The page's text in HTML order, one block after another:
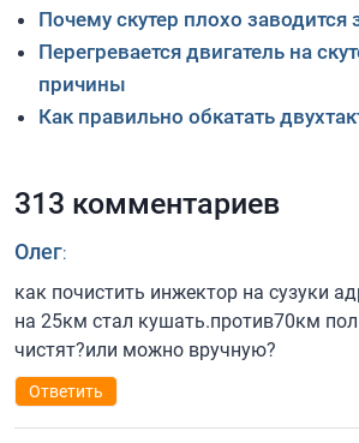
Почему скутер плохо заводится
Перегревается двигатель на
причины
Как правильно обкатать
313 комментариев
Олег:
как почистить инжектор на сузуки
на 25км стал кушать.против70км
чистят?или можно вручную?
Ответить